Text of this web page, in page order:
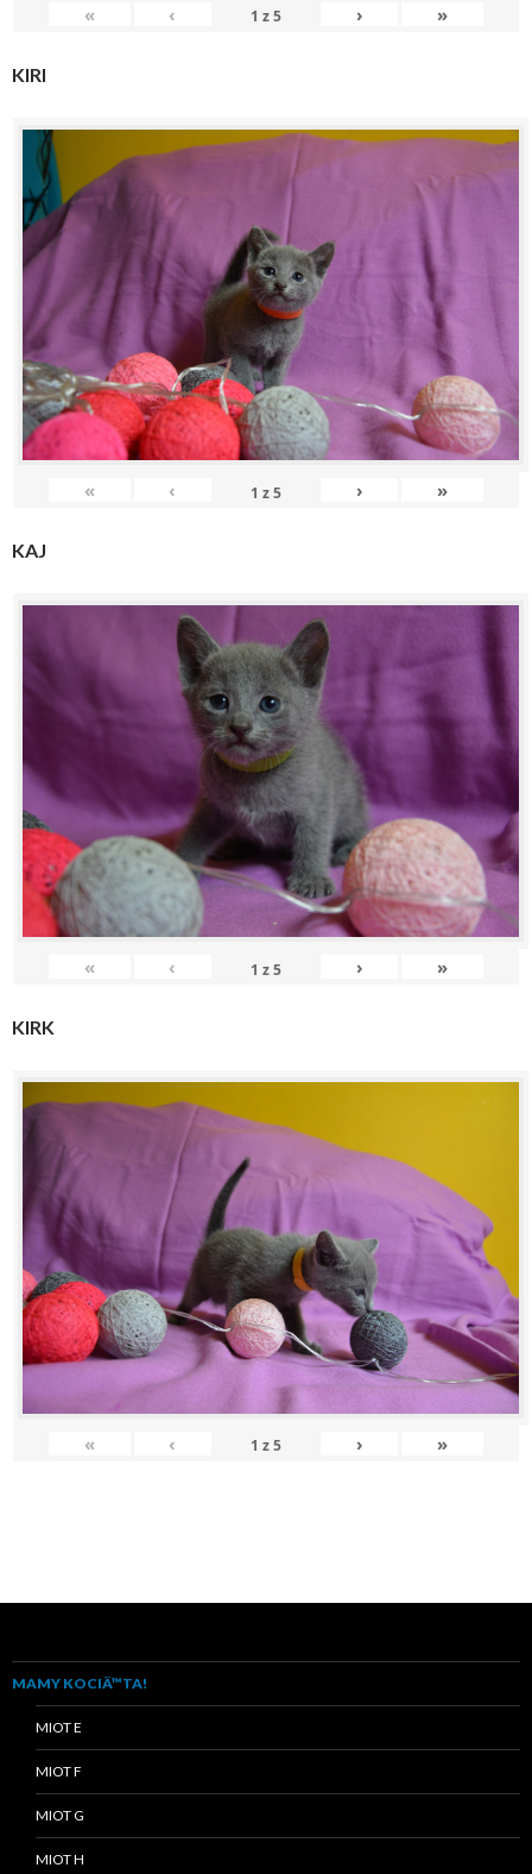
« ‹ 1 z5 › »
KIRI
« ‹ 1 z5 › »
KAJ
« ‹ 1 z5 › »
KIRK
« ‹ 1 z5 › »
MAMY KOCIÄ™TA!
MIOT E
MIOT F
MIOT G
MIOT H